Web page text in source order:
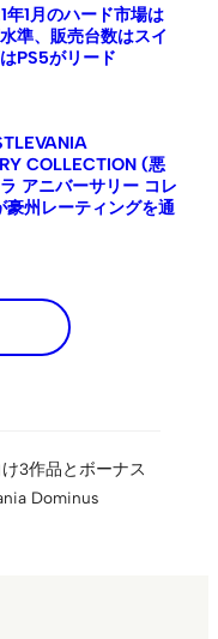
年1月のハード市場は
準、販売台数はスイ
PS5がリード
COLLECTION (悪
アニバーサリー コレ
豪州レーティングを通
3作品とボーナス
Dominus